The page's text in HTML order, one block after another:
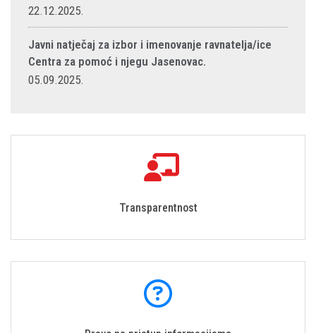
22.12.2025.
Javni natječaj za izbor i imenovanje ravnatelja/ice
Centra za pomoć i njegu Jasenovac.
05.09.2025.
Transparentnost